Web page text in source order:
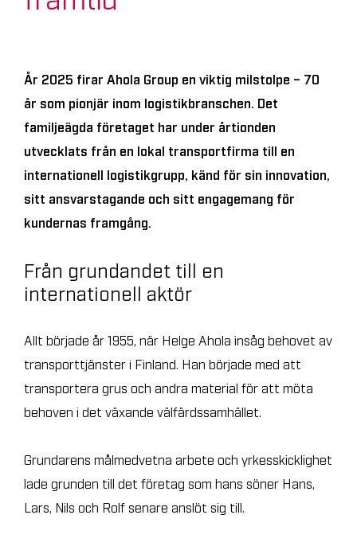
Karriär på Ahola
Begär offert
AHOLA GROUP
AHOLA TRANSPORT
AHOLA SPECIAL
AHOLA DIGITAL
År 2025 firar Ahola Group en viktig milstolpe – 70
år som pionjär inom logistikbranschen. Det
familjeägda företaget har under årtionden
utvecklats från en lokal transportfirma till en
internationell logistikgrupp, känd för sin innovation,
sitt ansvarstagande och sitt engagemang för
kundernas framgång.
Från grundandet till en
internationell aktör
Allt började år 1955, när Helge Ahola insåg behovet av
transporttjänster i Finland. Han började med att
transportera grus och andra material för att möta
behoven i det växande välfärdssamhället.
Grundarens målmedvetna arbete och yrkesskicklighet
lade grunden till det företag som hans söner Hans,
Lars, Nils och Rolf senare anslöt sig till.